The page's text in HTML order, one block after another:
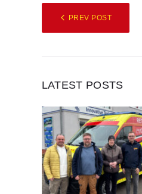
PREV POST
LATEST POSTS